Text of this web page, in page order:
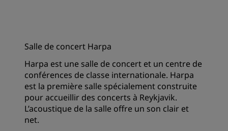
Salle de concert Harpa
Harpa est une salle de concert et un centre de
conférences de classe internationale. Harpa
est la première salle spécialement construite
pour accueillir des concerts à Reykjavik.
L’acoustique de la salle offre un son clair et
net.